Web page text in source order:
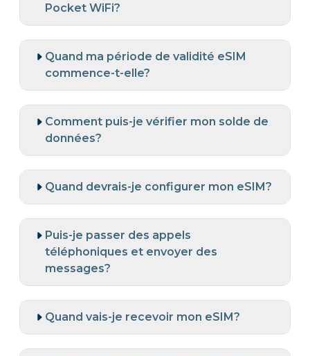
Pocket WiFi?
Quand ma période de validité eSIM
commence-t-elle?
Comment puis-je vérifier mon solde de
données?
Quand devrais-je configurer mon eSIM?
Puis-je passer des appels
téléphoniques et envoyer des
messages?
Quand vais-je recevoir mon eSIM?